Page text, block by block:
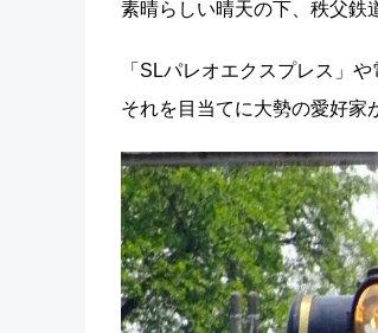
素晴らしい晴天の下、秩父鉄
「SLパレオエクスプレス」
それを目当てに大勢の愛好家